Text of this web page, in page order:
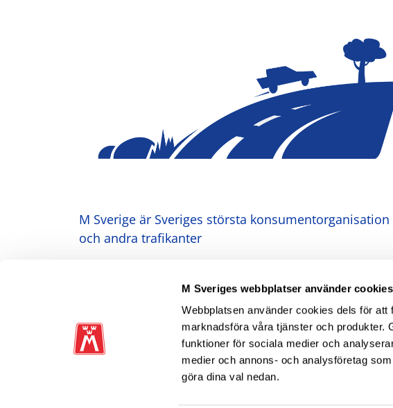
M Sveriges webbplatser använder cookies
Webbplatsen använder cookies dels för
marknadsföra våra tjänster och produkter.
funktioner för sociala medier och
medier och annons- och analysföretag
göra dina val nedan.
M Sverige är Sveriges största
och andra trafikanter